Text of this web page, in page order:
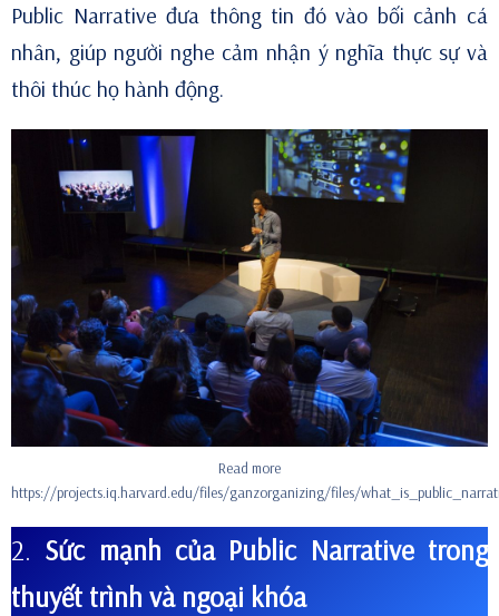
Public Narrative đưa thông tin đó vào bối cảnh cá
nhân, giúp người nghe cảm nhận ý nghĩa thực sự và
thôi thúc họ hành động.
Read more
https://projects.iq.harvard.edu/files/ganzorganizing/files/
2. Sức mạnh của Public Narrative trong
thuyết trình và ngoại khóa